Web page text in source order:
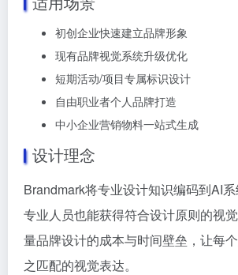
初创企业快速建立品牌形象
现有品牌视觉系统升级优化
短期活动/项目专属标识设计
自由职业者个人品牌打造
中小企业营销物料一站式生成
设计理念
Brandmark将专业设计知识编码到AI
专业人员也能获得符合设计原则的视
量品牌设计的成本与时间壁垒，让每
之匹配的视觉表达。